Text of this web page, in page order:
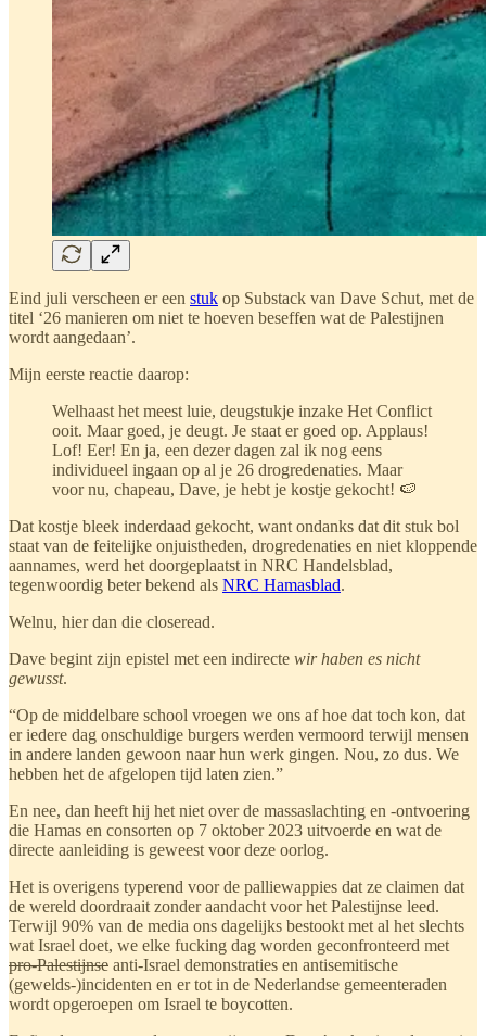
Eind juli verscheen er een stuk op Substack van Dave Schut, met de
titel ‘26 manieren om niet te hoeven beseffen wat de Palestijnen
wordt aangedaan’.
Mijn eerste reactie daarop:
Welhaast het meest luie, deugstukje inzake Het Conflict
ooit. Maar goed, je deugt. Je staat er goed op. Applaus!
Lof! Eer! En ja, een dezer dagen zal ik nog eens
individueel ingaan op al je 26 drogredenaties. Maar
voor nu, chapeau, Dave, je hebt je kostje gekocht! 🍉
Dat kostje bleek inderdaad gekocht, want ondanks dat dit stuk bol
staat van de feitelijke onjuistheden, drogredenaties en niet kloppende
aannames, werd het doorgeplaatst in NRC Handelsblad,
tegenwoordig beter bekend als NRC Hamasblad.
Welnu, hier dan die closeread.
Dave begint zijn epistel met een indirecte wir haben es nicht
gewusst.
“Op de middelbare school vroegen we ons af hoe dat toch kon, dat
er iedere dag onschuldige burgers werden vermoord terwijl mensen
in andere landen gewoon naar hun werk gingen. Nou, zo dus. We
hebben het de afgelopen tijd laten zien.”
En nee, dan heeft hij het niet over de massaslachting en -ontvoering
die Hamas en consorten op 7 oktober 2023 uitvoerde en wat de
directe aanleiding is geweest voor deze oorlog.
Het is overigens typerend voor de palliewappies dat ze claimen dat
de wereld doordraait zonder aandacht voor het Palestijnse leed.
Terwijl 90% van de media ons dagelijks bestookt met al het slechts
wat Israel doet, we elke fucking dag worden geconfronteerd met
pro-Palestijnse anti-Israel demonstraties en antisemitische
(gewelds-)incidenten en er tot in de Nederlandse gemeenteraden
wordt opgeroepen om Israel te boycotten.